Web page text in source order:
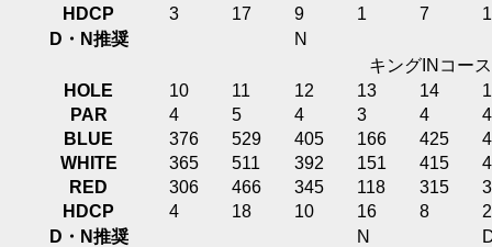
HDCP
3 17 9 1 7
D・N推奨
N
キングINコース
HOLE
10 11 12 13 14
PAR
4 5 4 3 4
4
BLUE
376 529 405 166 425
WHITE
365 511 392 151 415
RED
306 466 345 118 315
HDCP
4 18 10 16 8
2
D・N推奨
N